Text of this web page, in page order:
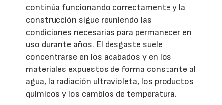
continúa funcionando correctamente y la
construcción sigue reuniendo las
condiciones necesarias para permanecer en
uso durante años. El desgaste suele
concentrarse en los acabados y en los
materiales expuestos de forma constante al
agua, la radiación ultravioleta, los productos
químicos y los cambios de temperatura.